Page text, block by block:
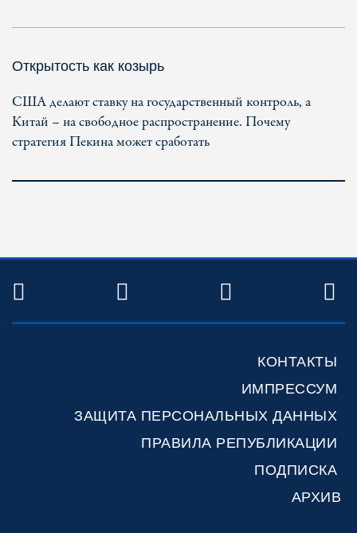
Открытость как козырь
США делают ставку на государственный контроль, а
Китай – на свободное распространение. Почему
стратегия Пекина может сработать
TWITTER FACEBOOKYOUTUBE
КОНТАКТЫ
ИМПРЕССУМ
ЗАЩИТА ПЕРСОНАЛЬНЫХ ДАННЫХ
ПРАВИЛА РЕПУБЛИКАЦИИ
ПОДПИСКА
АРХИВ